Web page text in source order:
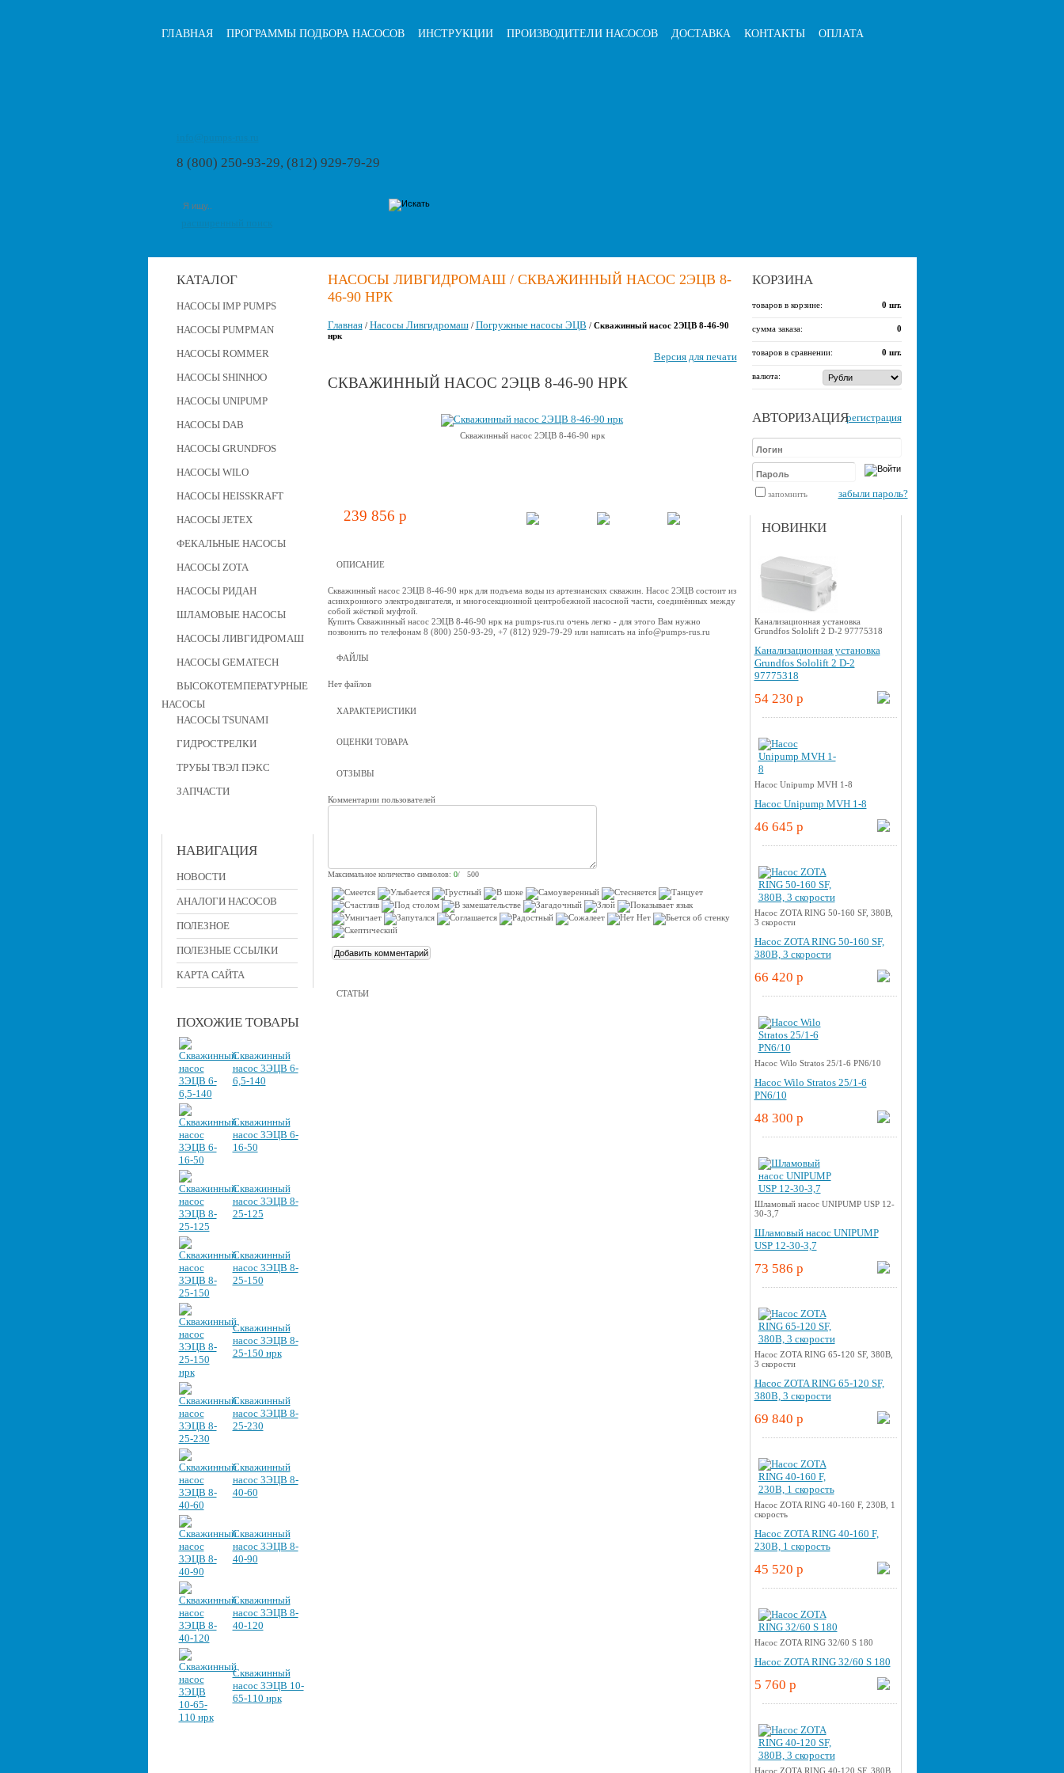
ГЛАВНАЯ ПРОГРАММЫ ПОДБОРА НАСОСОВ ИНСТРУКЦИИ ПРОИЗВОДИТЕЛИ НАСОСОВ ДОСТАВКА КОНТАКТЫ ОПЛАТА
8 (800) 250-93-29, (812) 929-79-29
КАТАЛОГ
НАСОСЫ IMP PUMPS
НАСОСЫ PUMPMAN
НАСОСЫ ROMMER
НАСОСЫ SHINHOO
НАСОСЫ UNIPUMP
НАСОСЫ DAB
НАСОСЫ GRUNDFOS
НАСОСЫ WILO
НАСОСЫ HEISSKRAFT
НАСОСЫ JETEX
ФЕКАЛЬНЫЕ НАСОСЫ
НАСОСЫ ZOTA
НАСОСЫ РИДАН
ШЛАМОВЫЕ НАСОСЫ
НАСОСЫ ЛИВГИДРОМАШ
НАСОСЫ GEMATECH
ВЫСОКОТЕМПЕРАТУРНЫЕ
НАСОСЫ
НАСОСЫ TSUNAMI
ГИДРОСТРЕЛКИ
ТРУБЫ ТВЭЛ ПЭКС
ЗАПЧАСТИ
НАВИГАЦИЯ
НОВОСТИ
АНАЛОГИ НАСОСОВ
ПОЛЕЗНОЕ
ПОЛЕЗНЫЕ ССЫЛКИ
КАРТА САЙТА
ПОХОЖИЕ ТОВАРЫ
Скважинный
насос 3ЭЦВ 6-
6,5-140
Скважинный
насос 3ЭЦВ 6-
16-50
Скважинный
насос 3ЭЦВ 8-
25-125
Скважинный
насос 3ЭЦВ 8-
25-150
Скважинный
насос 3ЭЦВ 8-
25-150 нрк
Скважинный
насос 3ЭЦВ 8-
25-230
Скважинный
насос 3ЭЦВ 8-
40-60
Скважинный
насос 3ЭЦВ 8-
40-90
Скважинный
насос 3ЭЦВ 8-
40-120
Скважинный
насос 3ЭЦВ 10-
65-110 нрк
КОРЗИНА
товаров в корзине: 0 шт.
сумма заказа: 0
товаров в сравнении: 0 шт.
валюта:
АВТОРИЗАЦИЯрегистрация
запомнить забыли пароль?
НОВИНКИ
Канализационная установка
Grundfos Sololift 2 D-2 97775318
Канализационная установка
Grundfos Sololift 2 D-2
97775318
54 230 p
Насос Unipump MVH 1-8
Насос Unipump MVH 1-8
46 645 p
Насос ZOTA RING 50-160 SF, 380В,
3 скорости
Насос ZOTA RING 50-160 SF,
380В, 3 скорости
66 420 p
Насос Wilo Stratos 25/1-6 PN6/10
Насос Wilo Stratos 25/1-6
PN6/10
48 300 p
Шламовый насос UNIPUMP USP 12-
30-3,7
Шламовый насос UNIPUMP
USP 12-30-3,7
73 586 p
Насос ZOTA RING 65-120 SF, 380В,
3 скорости
Насос ZOTA RING 65-120 SF,
380В, 3 скорости
69 840 p
Насос ZOTA RING 40-160 F, 230В, 1
скорость
Насос ZOTA RING 40-160 F,
230В, 1 скорость
45 520 p
Насос ZOTA RING 32/60 S 180
Насос ZOTA RING 32/60 S 180
5 760 p
Насос ZOTA RING 40-120 SF, 380В,
НАСОСЫ ЛИВГИДРОМАШ / СКВАЖИННЫЙ НАСОС 2ЭЦВ 8-
46-90 НРК
Главная/ Насосы Ливгидромаш/ Погружные насосы ЭЦВ / Скважинный насос 2ЭЦВ 8-46-90
нрк
Версия для печати
СКВАЖИННЫЙ НАСОС 2ЭЦВ 8-46-90 НРК
Скважинный насос 2ЭЦВ 8-46-90 нрк
239 856 p
ОПИСАНИЕ
Скважинный насос 2ЭЦВ 8-46-90 нрк для подъема воды из артезианских скважин. Насос 2ЭЦВ состоит из
асинхронного электродвигателя, и многосекционной центробежной наcосной части, соединённых между
собой жёсткой муфтой.
Купить Скважинный насос 2ЭЦВ 8-46-90 нрк на pumps-rus.ru очень легко - для этого Вам нужно
позвонить по телефонам 8 (800) 250-93-29, +7 (812) 929-79-29 или написать на info@pumps-rus.ru
ФАЙЛЫ
Нет файлов
ХАРАКТЕРИСТИКИ
ОЦЕНКИ ТОВАРА
ОТЗЫВЫ
Комментарии пользователей
Максимальное количество символов: 0/ 500
СТАТЬИ